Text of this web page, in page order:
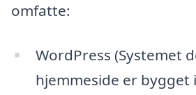
omfatte:
WordPress (Systemet
hjemmeside er bygget